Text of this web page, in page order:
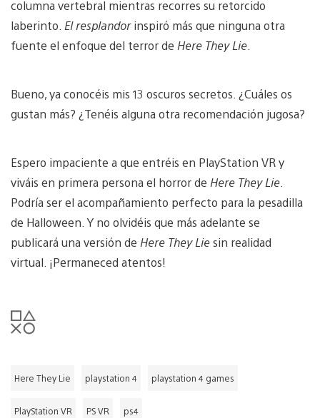
columna vertebral mientras recorres su retorcido
laberinto. El resplandorinspiró más que ninguna otra
fuente el enfoque del terror de Here They Lie.
Bueno, ya conocéis mis 13 oscuros secretos. ¿Cuáles os
gustan más? ¿Tenéis alguna otra recomendación jugosa?
Espero impaciente a que entréis en PlayStation VR y
viváis en primera persona el horror de Here They Lie.
Podría ser el acompañamiento perfecto para la pesadilla
de Halloween. Y no olvidéis que más adelante se
publicará una versión de Here They Liesin realidad
virtual. ¡Permaneced atentos!
Here They Lie playstation 4 playstation 4 games
PlayStation VR PS VR ps4